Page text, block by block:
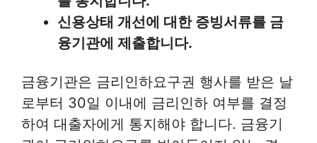
신용상태 개선에 대한 증빙서류를 금
융기관에 제출합니다.
금융기관은 금리인하요구권 행사를 받은 날
로부터 30일 이내에 금리인하 여부를 결정
하여 대출자에게 통지해야 합니다. 금융기